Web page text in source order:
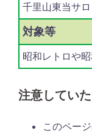
千里山東当サ
対象等
昭和レトロや
注意してい
このペー